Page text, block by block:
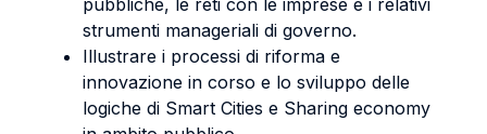
pubbliche, le reti con le imprese e i relativi
strumenti manageriali di governo.
Illustrare i processi di riforma e
innovazione in corso e lo sviluppo delle
logiche di Smart Cities e Sharing economy